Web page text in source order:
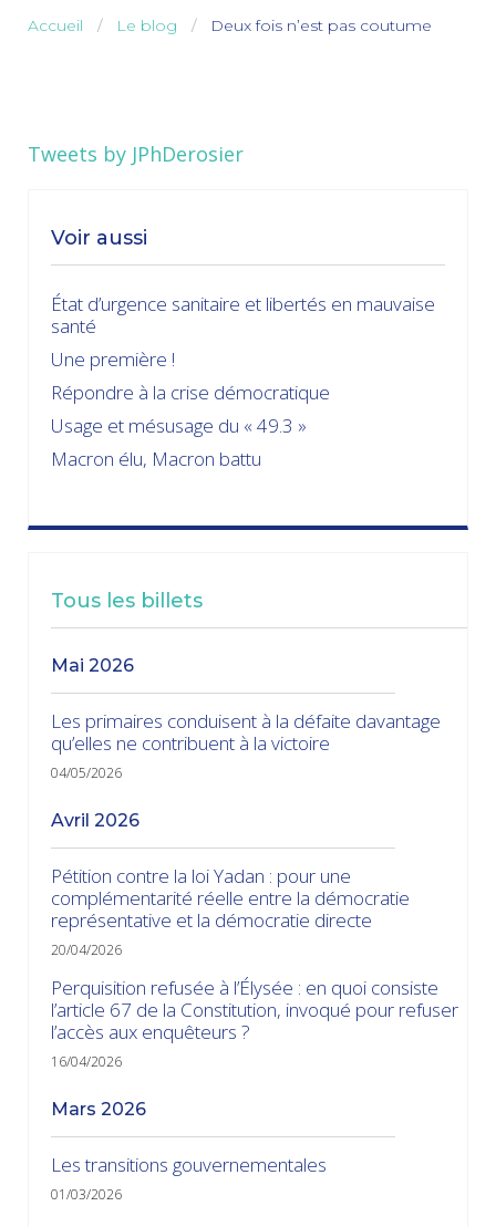
Accueil Le blog Deux fois n’est pas coutume
Tweets by JPhDerosier
Voir aussi
État d’urgence sanitaire et libertés en mauvaise
santé
Une première !
Répondre à la crise démocratique
Usage et mésusage du « 49.3 »
Macron élu, Macron battu
Tous les billets
mai 2026
Les primaires conduisent à la défaite davantage
qu’elles ne contribuent à la victoire
04/05/2026
avril 2026
Pétition contre la loi Yadan : pour une
complémentarité réelle entre la démocratie
représentative et la démocratie directe
20/04/2026
Perquisition refusée à l’Élysée : en quoi consiste
l’article 67 de la Constitution, invoqué pour refuser
l’accès aux enquêteurs ?
16/04/2026
mars 2026
Les transitions gouvernementales
01/03/2026